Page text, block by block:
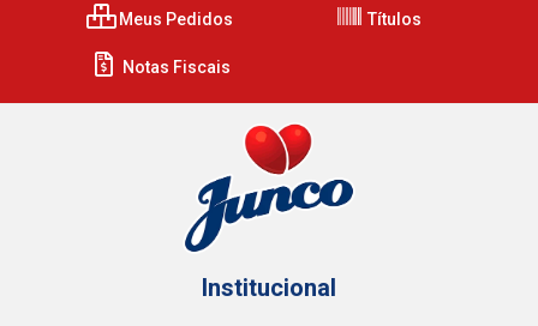
Meus Pedidos Títulos
Notas Fiscais
Institucional